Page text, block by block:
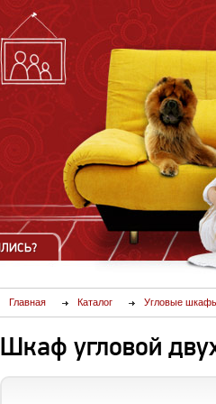
Главная Каталог Угловые
Шкаф угловой